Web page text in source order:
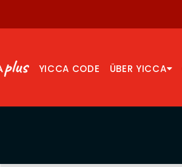
YICCA CODE ÜBER YICCA